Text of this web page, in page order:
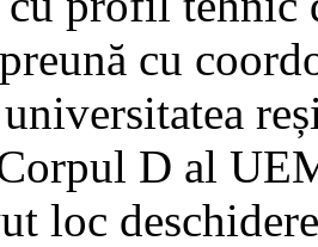
cu
D al
loc